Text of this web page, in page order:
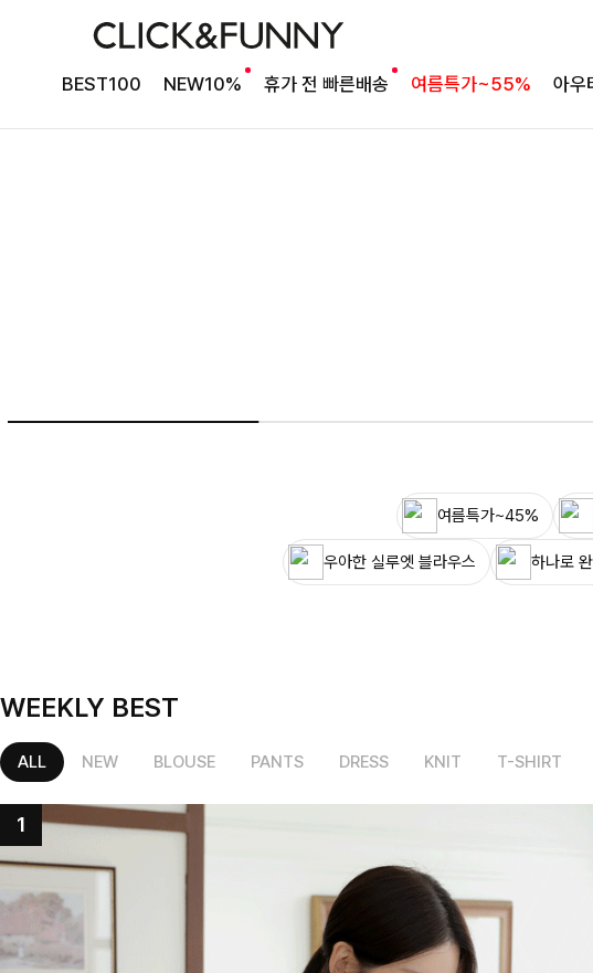
BEST100 NEW10% 휴가 전 빠른배송 여름특가~55% 아우
여름의 끝을 완성할
감각적인 원피스
여름특가~45%
우아한 실루엣 블라우스 하나로
WEEKLY BEST
ALL NEW BLOUSE PANTS DRESS KNIT T-SHIRT